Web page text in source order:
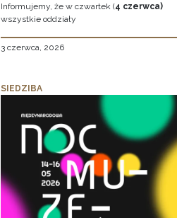
Informujemy, że w czwartek (4 czerwca)
wszystkie oddziały
3 czerwca, 2026
SIEDZIBA